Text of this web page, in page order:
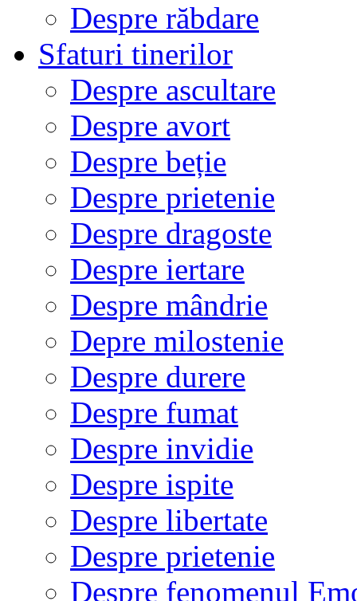
Despre răbdare
Sfaturi tinerilor
Despre ascultare
Despre avort
Despre beție
Despre prietenie
Despre dragoste
Despre iertare
Despre mândrie
Depre milostenie
Despre durere
Despre fumat
Despre invidie
Despre ispite
Despre libertate
Despre prietenie
Despre fenomenul